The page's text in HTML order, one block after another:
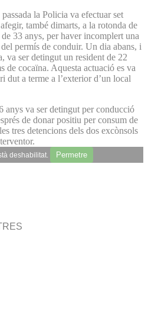
la Policia va efectuar set
també dimarts, a la rotonda de
33 anys, per haver incomplert una
permís de conduir. Un dia abans, i
va ser detingut un resident de 22
de cocaïna. Aquesta actuació es va
dut a terme a l’exterior d’un local
anys va ser detingut per conducció
de donar positiu per consum de
tres detencions dels dos excònsols
deshabilitat. Permetre